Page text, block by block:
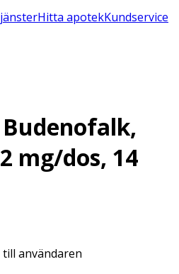
Hitta apotekKundservice
mg/dos, 14
användaren